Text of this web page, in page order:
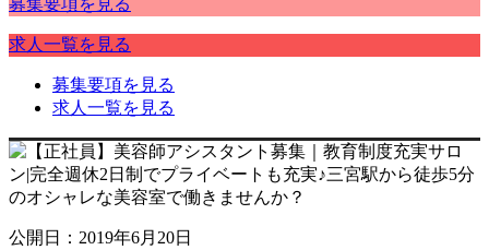
求人一覧を見る
募集要項を見る
求人一覧を見る
公開日：2019年6月20日